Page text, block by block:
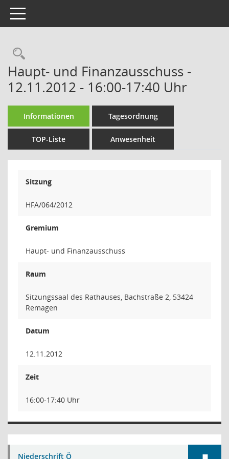
Toggle navigation
Rechercheauswahl
Haupt- und Finanzausschuss -
12.11.2012 - 16:00-17:40 Uhr
Informationen Tagesordnung
TOP-Liste Anwesenheit
Sitzung
HFA/064/2012
Gremium
Haupt- und Finanzausschuss
Raum
Sitzungssaal des Rathauses, Bachstraße 2, 53424
Remagen
Datum
12.11.2012
Zeit
16:00-17:40 Uhr
Niederschrift Ö